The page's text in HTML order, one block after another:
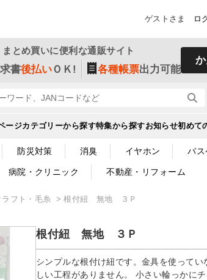
ゲストさま ロ
とめ買いに便利な通販サイト
書後払いＯＫ! 各種帳票出力可能
ージカテゴリーから探す特集から探すお知らせ初めて
防災対策 消臭 イヤホン バス
病院・クリニック 不動産・リフォーム
フト・毛糸 根付紐 無地 ３Ｐ
根付紐 無地 ３Ｐ
シンプルな根付け紐です。金具を使って
しい工程がありません。 小さい輪っかに